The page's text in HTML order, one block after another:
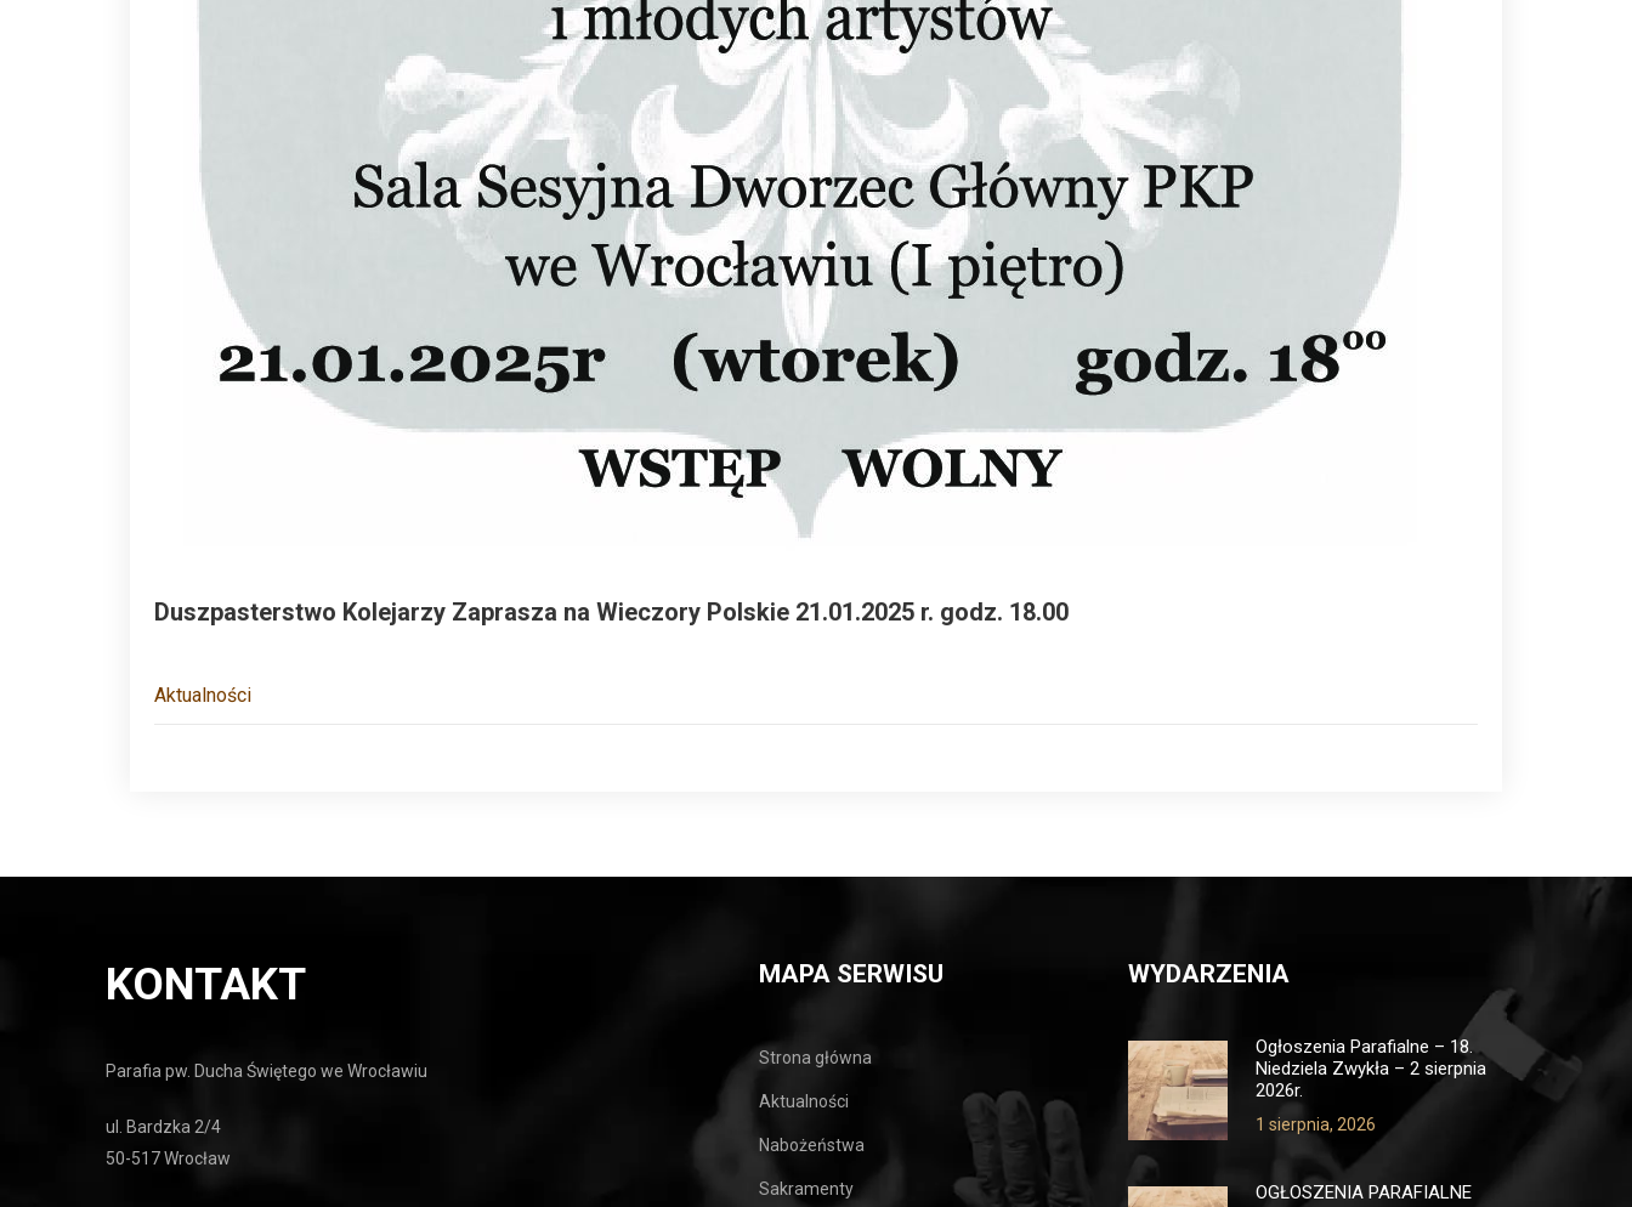
Duszpasterstwo Kolejarzy Zaprasza na Wieczory Polskie 21.01.2025 r. godz. 18.00
Aktualności
KONTAKT
Parafia pw. Ducha Świętego we Wrocławiu
ul. Bardzka 2/4
50-517 Wrocław
MAPA SERWISU
Strona główna
Aktualności
Nabożeństwa
Sakramenty
WYDARZENIA
Ogłoszenia Parafialne – 18.
Niedziela Zwykła – 2 sierpnia
2026r.
1 sierpnia, 2026
OGŁOSZENIA PARAFIALNE